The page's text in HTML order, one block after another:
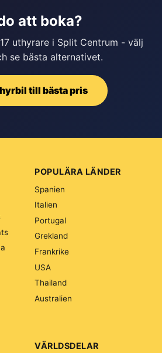
att boka?
uthyrare i Split Centrum - välj
se bästa alternativet.
till bästa pris
POPULÄRA LÄNDER
Spanien
Italien
Portugal
Grekland
Frankrike
USA
Thailand
Australien
VÄRLDSDELAR